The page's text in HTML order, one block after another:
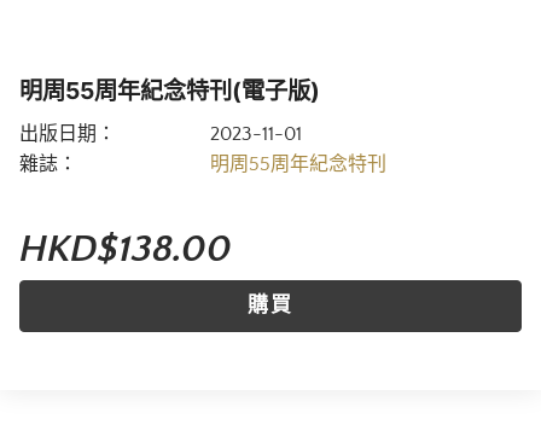
明周55周年紀念特刊(電子版)
出版日期：
2023-11-01
雜誌：
明周55周年紀念特刊
HKD$138.00
購買